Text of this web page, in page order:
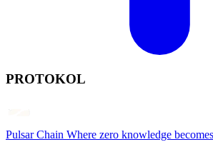
PROTOKOL
Pulsar Chain Where zero knowledge